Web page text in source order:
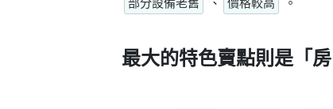
最大的特色賣點則是「